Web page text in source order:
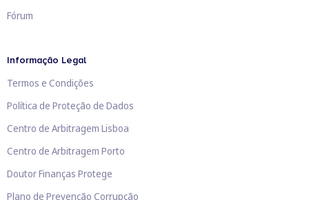
Fórum
Informação Legal
Termos e Condições
Política de Proteção de Dados
Centro de Arbitragem Lisboa
Centro de Arbitragem Porto
Doutor Finanças Protege
Plano de Prevenção Corrupção